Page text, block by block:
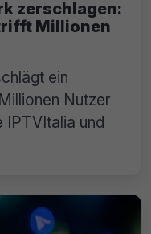
zerschlagen:
Millionen
ein
Nutzer
und